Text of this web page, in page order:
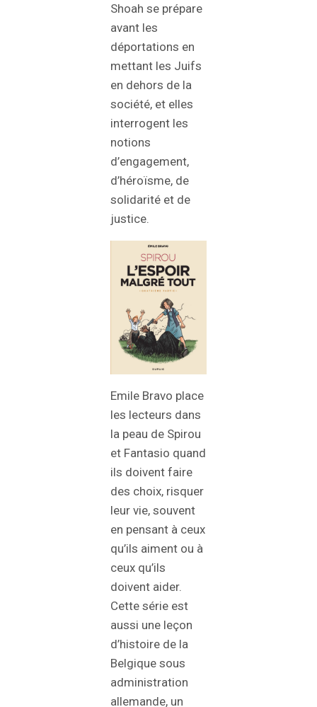
Shoah se prépare
avant les
déportations en
mettant les Juifs
en dehors de la
société, et elles
interrogent les
notions
d’engagement,
d’héroïsme, de
solidarité et de
justice.
Emile Bravo place
les lecteurs dans
la peau de Spirou
et Fantasio quand
ils doivent faire
des choix, risquer
leur vie, souvent
en pensant à ceux
qu’ils aiment ou à
ceux qu’ils
doivent aider.
Cette série est
aussi une leçon
d’histoire de la
Belgique sous
administration
allemande, un